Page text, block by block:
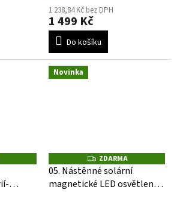
1 238,84 Kč bez DPH
1 499 Kč
Do košíku
Novinka
Z
D
A
R
ZDARMA
05. Nástěnné solární
magnetické LED osvětlení s